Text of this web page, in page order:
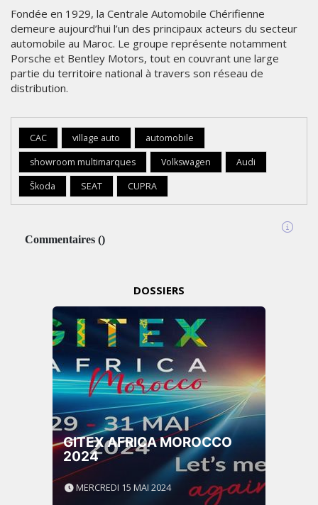
Fondée en 1929, la Centrale Automobile Chérifienne
demeure aujourd’hui l’un des principaux acteurs du secteur
automobile au Maroc. Le groupe représente notamment
Porsche et Bentley Motors, tout en couvrant une large
partie du territoire national à travers son réseau de
distribution.
CAC village auto
automobile
showroom multimarques
Volkswagen
Audi
Škoda
SEAT CUPRA
Commentaires ()
DOSSIERS
GITEX AFRICA MOROCCO
2024
MERCREDI 15 MAI 2024